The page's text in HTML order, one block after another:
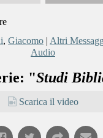
, Giacomo | Altri
Audio
"Studi
Scarica il video